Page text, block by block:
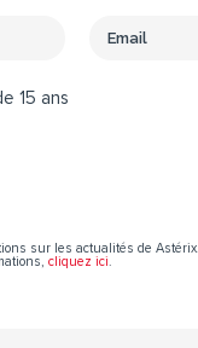
15 ans
sur les actualités de Astérix.
cliquez ici